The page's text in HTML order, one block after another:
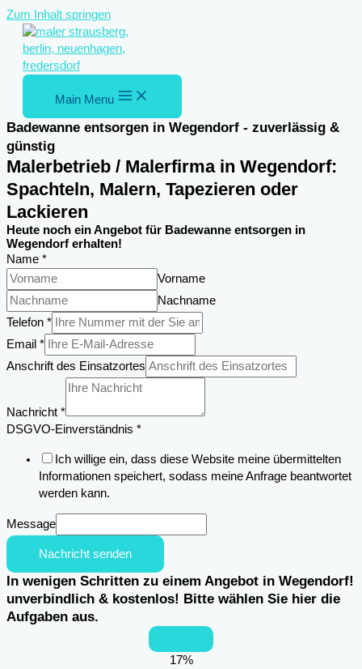
Zum Inhalt springen
Main Menu
Badewanne entsorgen in Wegendorf - zuverlässig &
günstig
Malerbetrieb / Malerfirma in Wegendorf:
Spachteln, Malern, Tapezieren oder
Lackieren
Heute noch ein Angebot für Badewanne entsorgen in
Wegendorf erhalten!
Name *
Vorname
Nachname
Telefon *
Telefon
Name
Email *
Anschrift des Einsatzortes
Nachricht *
DSGVO-Einverständnis *
Ich willige ein, dass diese Website meine übermittelten
Informationen speichert, sodass meine Anfrage beantwortet
werden kann.
Message
Nachricht senden
In wenigen Schritten zu einem Angebot in Wegendorf!
unverbindlich & kostenlos! Bitte wählen Sie hier die
Aufgaben aus.
17%